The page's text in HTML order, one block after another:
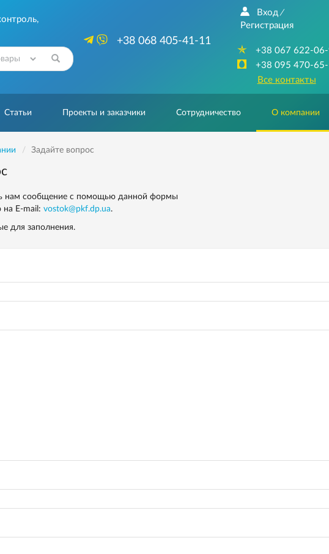
+38 068 405-41-11
Вход /
Регистрация
+38 067 622-
+38 095 470-
Все контакты
Статьи Проекты и заказчики Сотрудничество О компании
Задайте вопрос
нам сообщение с помощью данной формы
на E-mail: vostok@pkf.dp.ua.
для заполнения.